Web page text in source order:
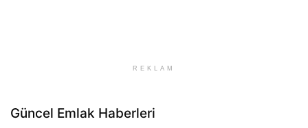
REKLAM
Güncel Emlak Haberleri